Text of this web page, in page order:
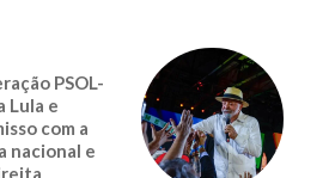
PSOL-
Lula e
com a
nacional e